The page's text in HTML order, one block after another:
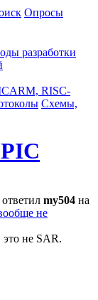
Опросы
разработки
ARM, RISC-
Схемы,
ответил my504 на
не
не SAR.